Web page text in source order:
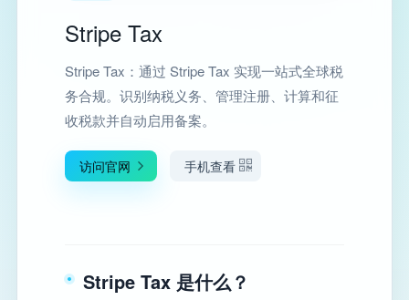
Stripe Tax
Stripe Tax：通过 Stripe Tax 实现一站式全球税
务合规。识别纳税义务、管理注册、计算和征
收税款并自动启用备案。
访问官网 手机查看
Stripe Tax 是什么？